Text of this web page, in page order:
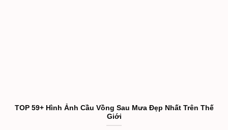
TOP 59+ Hình Ảnh Cầu Vồng Sau Mưa Đẹp Nhất Trên Thế
Giới